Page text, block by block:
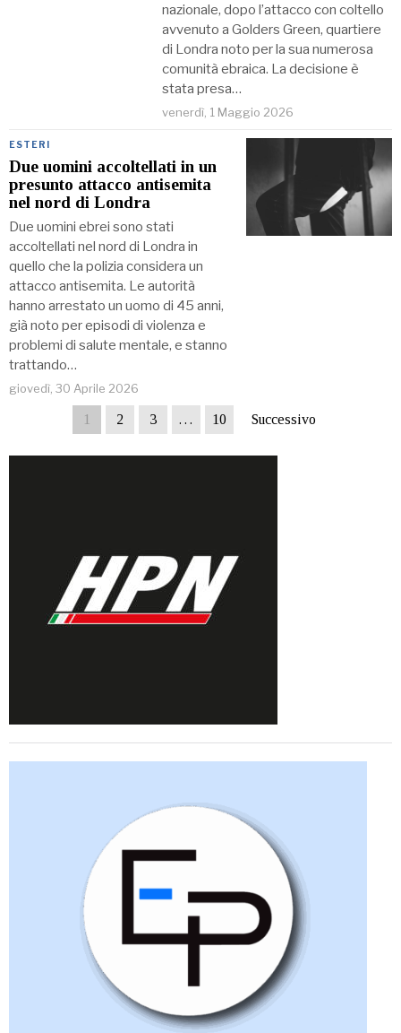
nazionale, dopo l’attacco con coltello
avvenuto a Golders Green, quartiere
di Londra noto per la sua numerosa
comunità ebraica. La decisione è
stata presa…
venerdì, 1 Maggio 2026
ESTERI
Due uomini accoltellati in un
presunto attacco antisemita
nel nord di Londra
Due uomini ebrei sono stati
accoltellati nel nord di Londra in
quello che la polizia considera un
attacco antisemita. Le autorità
hanno arrestato un uomo di 45 anni,
già noto per episodi di violenza e
problemi di salute mentale, e stanno
trattando…
giovedì, 30 Aprile 2026
1 2 3 … 10 Successivo